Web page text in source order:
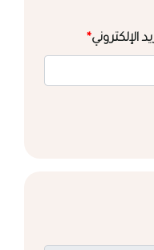
الإلكتروني*